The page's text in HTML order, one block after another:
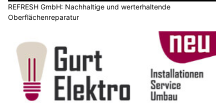
REFRESH GmbH: Nachhaltige und werterhaltende
Oberflächenreparatur